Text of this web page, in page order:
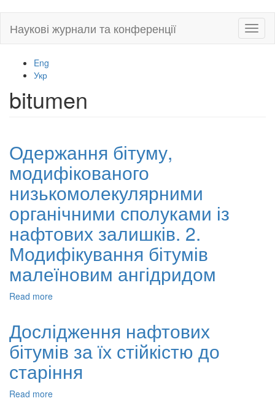
main
Наукові журнали та конференції
Eng
Укр
bitumen
Одержання бітуму,
модифікованого
низькомолекулярними
органічними сполуками із
нафтових залишків. 2.
Модифікування бітумів
малеїновим ангідридом
Read more
модифікованого
низькомолекулярними
органічними
сполуками
із
Дослідження нафтових
бітумів за їх стійкістю до
старіння
Read more